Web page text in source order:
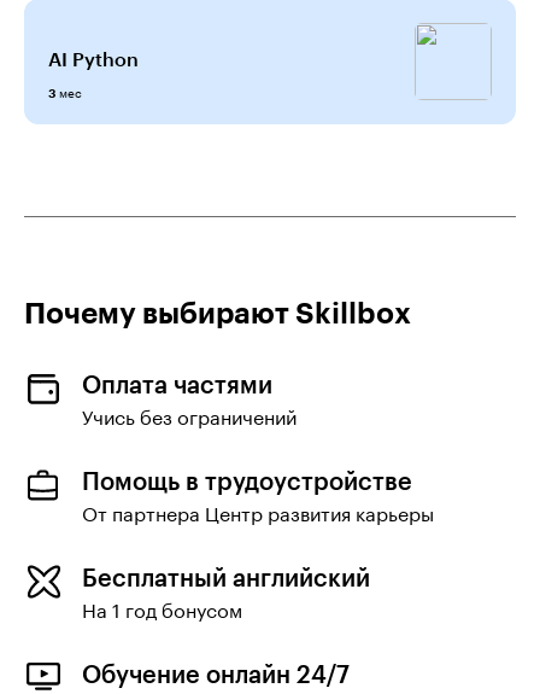
AI Python
3 мес
Почему выбирают Skillboх
Оплата частями
Учись без ограничений
Помощь в трудоустройстве
От партнера Центр развития карьеры
Бесплатный английский
На 1 год бонусом
Обучение онлайн 24/7